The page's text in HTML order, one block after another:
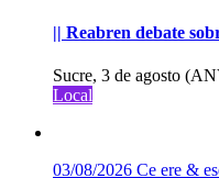
|| Reabren debate
Sucre, 3 de agosto
Local
03/08/2026 Ce ere &